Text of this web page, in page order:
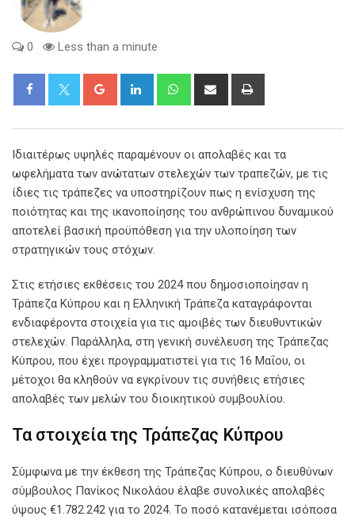
0 Less than a minute
Google+ LinkedIn WhatsappShare
Ιδιαιτέρως υψηλές παραμένουν οι απολαβές και τα
ωφελήματα των ανώτατων στελεχών των τραπεζών, με τις
ίδιες τις τράπεζες να υποστηρίζουν πως η ενίσχυση της
ποιότητας και της ικανοποίησης του ανθρώπινου δυναμικού
αποτελεί βασική προϋπόθεση για την υλοποίηση των
στρατηγικών τους στόχων.
Στις ετήσιες εκθέσεις του 2024 που δημοσιοποίησαν η
Τράπεζα Κύπρου και η Ελληνική Τράπεζα καταγράφονται
ενδιαφέροντα στοιχεία για τις αμοιβές των διευθυντικών
στελεχών. Παράλληλα, στη γενική συνέλευση της Τράπεζας
Κύπρου, που έχει προγραμματιστεί για τις 16 Μαΐου, οι
μέτοχοι θα κληθούν να εγκρίνουν τις συνήθεις ετήσιες
απολαβές των μελών του διοικητικού συμβουλίου.
Τα στοιχεία της Τράπεζας Κύπρου
Σύμφωνα με την έκθεση της Τράπεζας Κύπρου, ο διευθύνων
σύμβουλος Πανίκος Νικολάου έλαβε συνολικές απολαβές
ύψους €1.782.242 για το 2024. Το ποσό κατανέμεται ισόποσα